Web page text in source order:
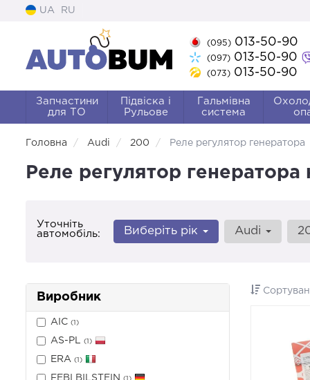
UA RU
(095)013-50-90
(097)013-50-90
(073)013-50-90
Запчастини
для ТО
Підвіска і
Рульове
Гальмівна
система
Головна Audi 200 Реле регулятор генератора
Реле регулятор
Уточніть
автомобіль:
Виберіть рік Audi
Виробник
AIC (1)
AS-PL (1)
ERA (1)
FEBI BILSTEIN